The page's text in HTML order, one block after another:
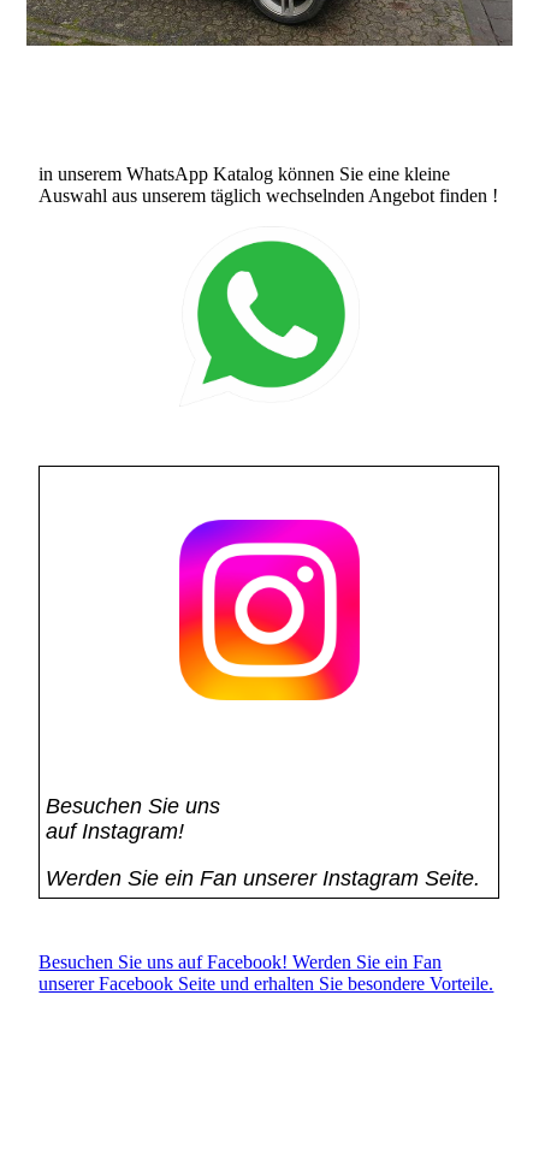
in unserem WhatsApp Katalog können Sie eine kleine
Auswahl aus unserem täglich wechselnden Angebot finden !
Besuchen Sie uns
auf Instagram!
Werden Sie ein Fan unserer Instagram Seite.
Besuchen Sie uns auf Facebook! Werden Sie ein Fan
unserer Facebook Seite und erhalten Sie besondere Vorteile.